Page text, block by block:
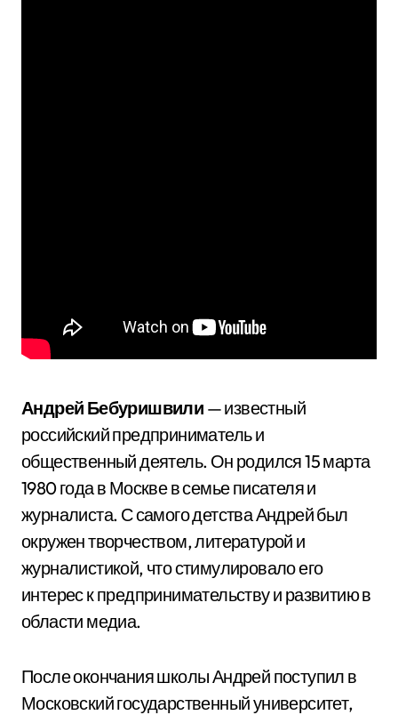
Андрей Бебуришвили — известный
российский предприниматель и
общественный деятель. Он родился 15 марта
1980 года в Москве в семье писателя и
журналиста. С самого детства Андрей был
окружен творчеством, литературой и
журналистикой, что стимулировало его
интерес к предпринимательству и развитию в
области медиа.
После окончания школы Андрей поступил в
Московский государственный университет,